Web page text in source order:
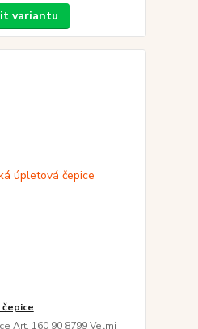
variantu
Art. 160 90 8799 Velmi